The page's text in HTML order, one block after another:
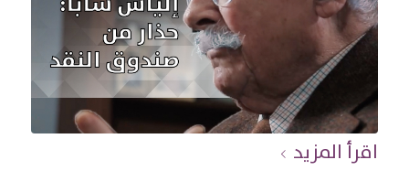
اقرأ المزيد